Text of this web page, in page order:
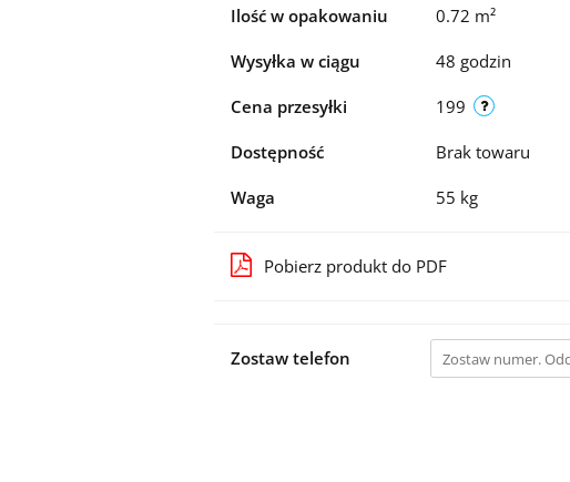
Ilość w opakowaniu 0.72 m²
Wysyłka w ciągu 48 godzin
Cena przesyłki 199
Dostępność Brak towaru
Waga 55 kg
Pobierz produkt do PDF
Zostaw telefon